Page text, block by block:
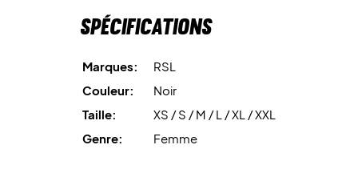
Spécifications
Marques:
RSL
Couleur:
Noir
Taille:
XS / S / M / L / XL / XXL
Genre:
Femme